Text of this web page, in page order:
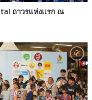
ถาวรแห่งแรก ณ